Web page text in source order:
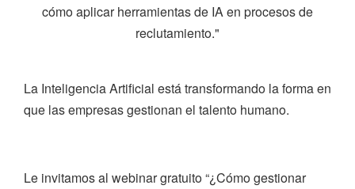
cómo aplicar herramientas de IA en procesos de
reclutamiento."
La Inteligencia Artificial está transformando la forma en
que las empresas gestionan el talento humano.
Le invitamos al webinar gratuito “¿Cómo gestionar